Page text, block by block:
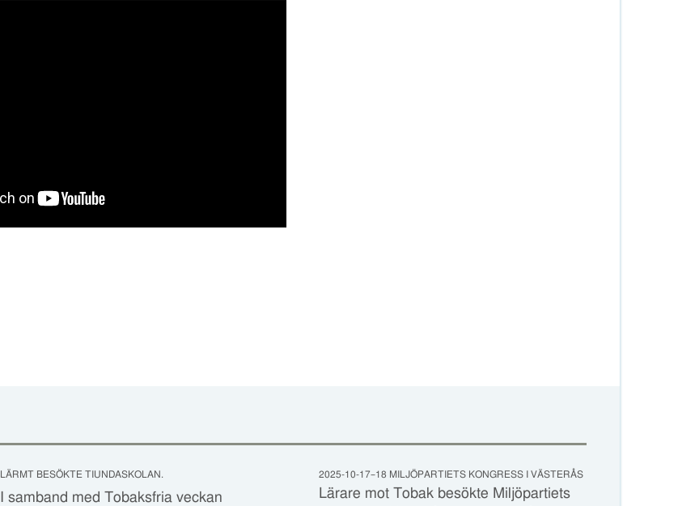
LÄRMT BESÖKTE TIUNDASKOLAN.
I samband med Tobaksfria veckan
2025-10-17–18 MILJÖPARTIETS KONGRESS I VÄSTERÅS
Lärare mot Tobak besökte Miljöpartiets